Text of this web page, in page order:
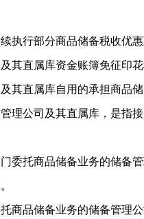
执行部分商品储备税收优
直属库资金账簿免征印花
直属库自用的承担商品储
公司及其直属库，是指接
托商品储备业务的储备管
品储备业务的储备管理公